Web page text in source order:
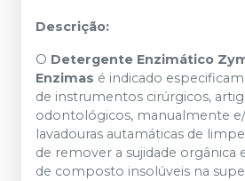
Descrição:
O Detergente Enzimático
Enzimas é indicado
de instrumentos cirúrgicos,
odontológicos, manualmente e/
lavadouras autamáticas de
de remover a sujidade orgânica
de composto insolúveis na